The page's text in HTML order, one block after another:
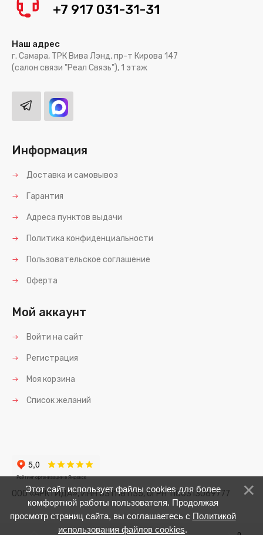
+7 917 031-31-31
Наш адрес
г. Самара, ТРК Вива Лэнд, пр-т Кирова 147
(салон связи "Реал Связь"), 1 этаж
Информация
Доставка и самовывоз
Гарантия
Адреса пунктов выдачи
Политика конфиденциальности
Пользовательское соглашение
Оферта
Мой аккаунт
Войти на сайт
Регистрация
Моя корзина
Список желаний
ООО «АРКТИДА», ИНН 6311181135, ОГРН 1186313069777
Этот сайт использует файлы cookies для более
комфортной работы пользователя. Продолжая
просмотр страниц сайта, вы соглашаетесь с Политикой
использования файлов cookies.